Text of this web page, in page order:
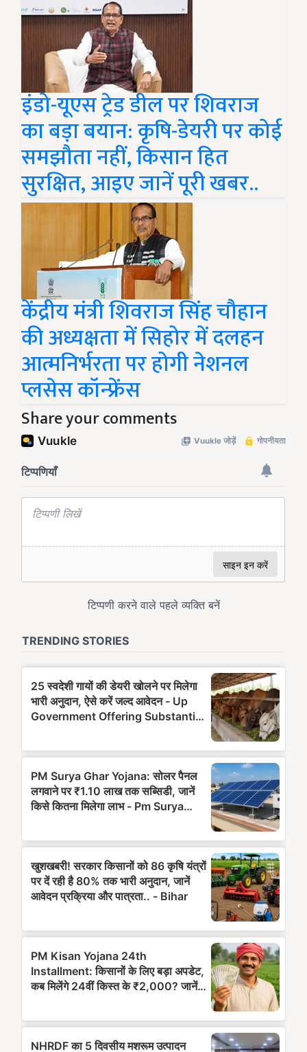
इंडो-यूएस ट्रेड डील पर शिवराज
का बड़ा बयान: कृषि-डेयरी पर कोई
समझौता नहीं, किसान हित
सुरक्षित, आइए जानें पूरी खबर..
केंद्रीय मंत्री शिवराज सिंह चौहान
की अध्यक्षता में सिहोर में दलहन
आत्मनिर्भरता पर होगी नेशनल
प्लसेस कॉन्फ्रेंस
Share your comments